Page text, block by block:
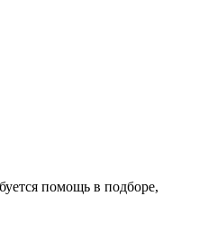
помощь в подборе,